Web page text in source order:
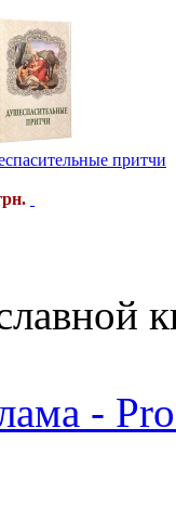
притчи
-